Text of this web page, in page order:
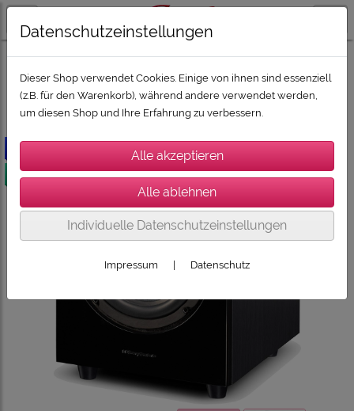
LAUTSPRECHER / SUBWOOFER / SOUNDBARS
WHARFEDALE Lautsprecher
versandkostenfrei
Datenschutzeinstellungen
Dieser Shop verwendet Cookies. Einige von ihnen sind essenziell
(z.B. für den Warenkorb), während andere verwendet werden,
um diesen Shop und Ihre Erfahrung zu verbessern.
Individuelle Datenschutzeinstellungen
Impressum Datenschutz